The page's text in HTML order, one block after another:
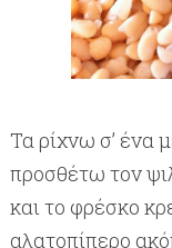
Τα ρίχνω σ’ ένα
προσθέτω τον
και το φρέσκο
αλατοπίπερο